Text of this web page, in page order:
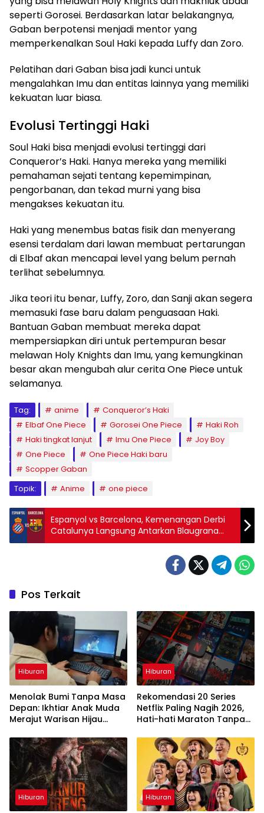
seperti Gorosei. Berdasarkan latar belakangnya,
Gaban berpotensi menjadi mentor yang
memperkenalkan Soul Haki kepada Luffy dan Zoro.
Pelatihan dari Gaban bisa jadi kunci untuk
mengalahkan Imu dan entitas lainnya yang memiliki
kekuatan luar biasa.
Evolusi Tertinggi Haki
Soul Haki bisa menjadi evolusi tertinggi dari
Conqueror’s Haki. Hanya mereka yang memiliki
pemahaman sejati tentang kepemimpinan,
pengorbanan, dan tekad murni yang bisa
mengakses kekuatan itu.
Haki yang menembus batas fisik dan menyerang
esensi terdalam dari lawan membuat pertarungan
di Elbaf akan mencapai level yang belum pernah
terlihat sebelumnya.
Jika teori itu benar, Luffy, Zoro, dan Sanji akan segera
memasuki fase baru dalam penguasaan Haki.
Bantuan Gaban membuat mereka dapat
mempersiapkan diri untuk pertempuran besar
melawan Holy Knights dan Imu, yang kemungkinan
besar akan mengubah alur cerita One Piece untuk
selamanya.
Tag: anime
Conqueror’s Haki
Elbaf One Piece
Gorosei One Piece
Haki Roh
Haki tingkat lanjut
Imu One Piece
Joy Boy
One Piece
One Piece Haki baru
Scopper Gaban
Topik:
Anime one piece
Espanyol vs Barcelona, Kemenangan Derbi
Catalunya Langsung Antarkan Blaugrana
Juara La Liga
Pos Terkait
Hiburan
Menolak Bumi Tanpa Masa
Depan: Ikhtiar Anak Muda
Merajut Warisan Hijau
Hiburan
Rekomendasi 20 Series
Netflix Paling Nagih 2026,
Hati-hati Maraton Tanpa
Hiburan Hiburan